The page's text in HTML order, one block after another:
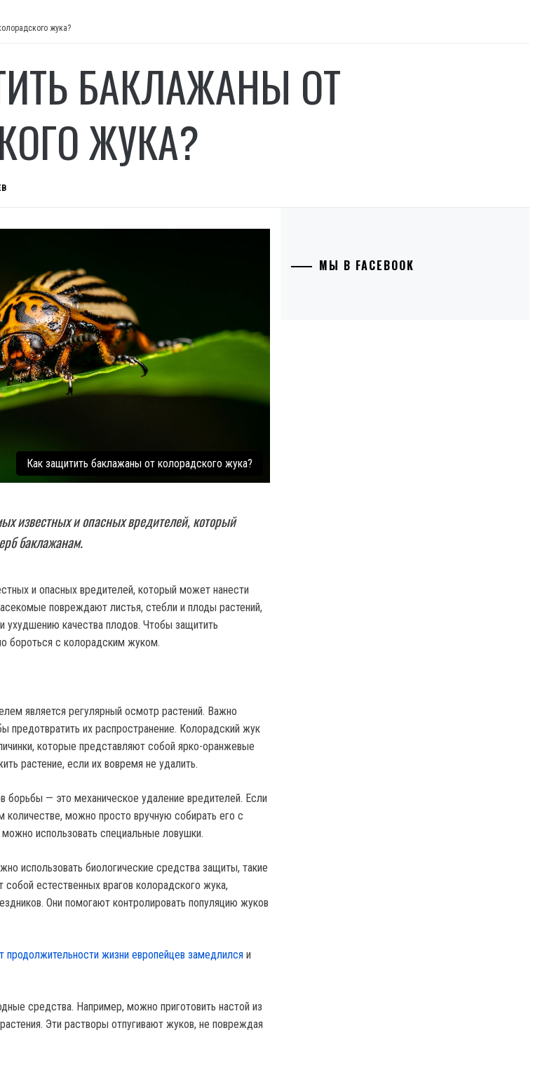
жука?
БАКЛАЖАНЫ ОТ
ЖУКА?
Как защитить баклажаны от колорадского жука?
известных и опасных вредителей, который
баклажанам.
и опасных вредителей, который может нанести
повреждают листья, стебли и плоды растений,
ухудшению качества плодов. Чтобы защитить
бороться с колорадским жуком.
является регулярный осмотр растений. Важно
предотвратить их распространение. Колорадский жук
которые представляют собой ярко-оранжевые
растение, если их вовремя не удалить.
борьбы — это механическое удаление вредителей. Если
можно просто вручную собирать его с
использовать специальные ловушки.
использовать биологические средства защиты, такие
естественных врагов колорадского жука,
Они помогают контролировать популяцию жуков
продолжительности жизни европейцев замедлился и
средства. Например, можно приготовить настой из
Эти растворы отпугивают жуков, не повреждая
МЫ В FACEBOOK